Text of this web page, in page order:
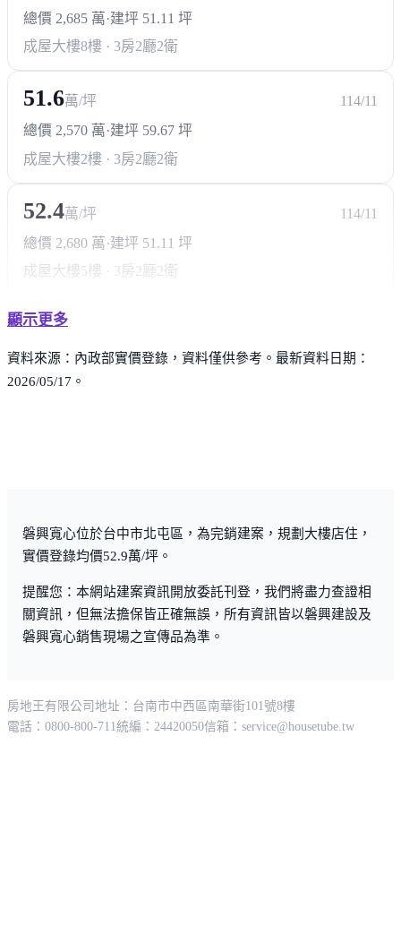
總價 2,685 萬·建坪 51.11 坪
成屋大樓8樓 · 3房2廳2衛
51.6萬/坪
114/11
總價 2,570 萬·建坪 59.67 坪
成屋大樓2樓 · 3房2廳2衛
52.4萬/坪
114/11
總價 2,680 萬 ·建坪 51.11 坪
成屋大樓5樓 · 3房2廳2衛
顯示更多
資料來源：內政部實價登錄，資料僅供參考。最新資料日期：
2026/05/17。
磐興寬心位於台中市北屯區，為完銷建案，規劃大樓店住，
實價登錄均價52.9萬/坪。
提醒您：本網站建案資訊開放委託刊登，我們將盡力查證相
關資訊，但無法擔保皆正確無誤，所有資訊皆以磐興建設及
磐興寬心銷售現場之宣傳品為準。
房地王有限公司 地址：台南市中西區南華街101號8樓
電話：0800-800-711統編：24420050信箱： service@housetube.tw